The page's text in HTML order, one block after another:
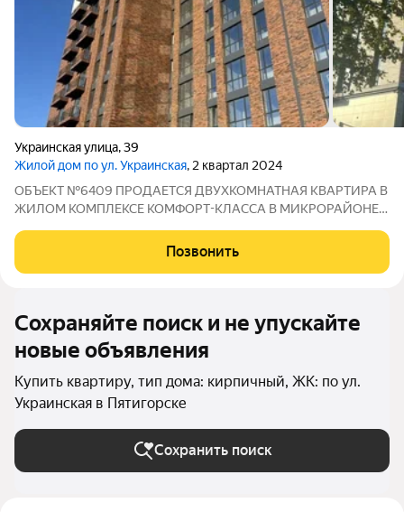
Украинская улица,39
Жилой дом по ул. Украинская, 2 квартал 2024
ОБЪЕКТ №6409 ПРОДАЕТСЯ ДВУХКОМНАТНАЯ КВАРТИРА В
ЖИЛОМ КОМПЛЕКСЕ КОМФОРТ-КЛАССА В МИКРОРАЙОНЕ
помещения составляет 44,2 кв. м, что позволяет рационально
организовать пространство для проживания.
Позвонить
Сохраняйте поиск и не упускайте
новые объявления
Купить квартиру, тип дома: кирпичный, ЖК: по ул.
Украинская в Пятигорске
Сохранить поиск